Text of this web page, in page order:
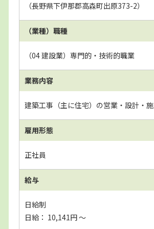
（長野県下伊那郡高森町出原373-2）
（業種）職種
（04 建設業）専門的・技術的職業
業務内容
建築工事（主に住宅）の営業・設計・
雇用形態
正社員
給与
日給制
日給： 10,141円 〜